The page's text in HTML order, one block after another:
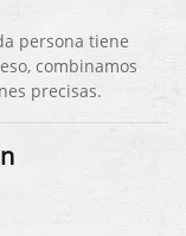
persona tiene
combinamos
precisas.